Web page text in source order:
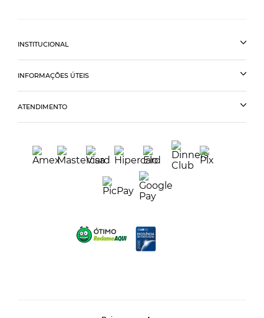
INSTITUCIONAL
INFORMAÇÕES ÚTEIS
ATENDIMENTO